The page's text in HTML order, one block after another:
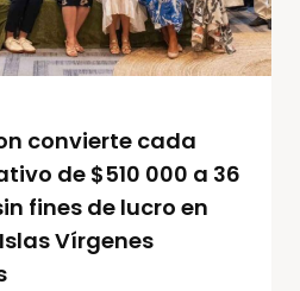
convierte cada
de $510 000 a 36
fines de lucro en
Vírgenes